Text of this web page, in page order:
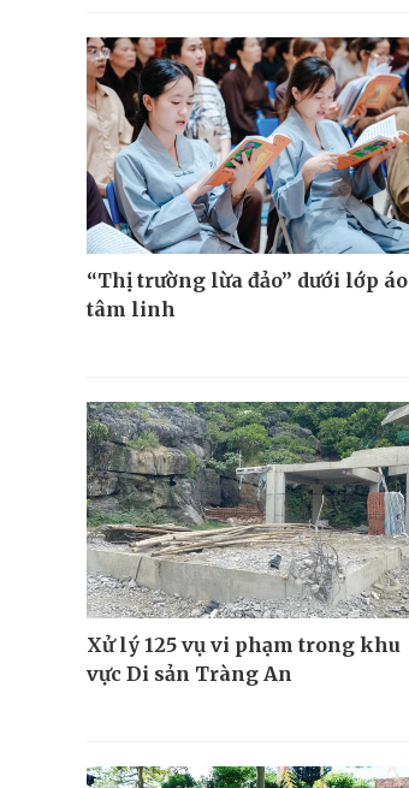
“Thị trường lừa đảo” dưới lớp áo
tâm linh
Xử lý 125 vụ vi phạm trong khu
vực Di sản Tràng An